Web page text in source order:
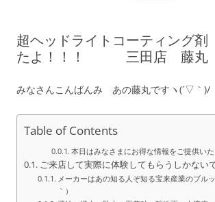
超ヘッドライトコーティング
たよ！！！ 三田店 藤
みなさんこんばんみ あの藤丸ですヽ(´▽｀)/
Table of Contents
本日はみなさまにお得な情報をご提供いた
ご来店して実際に体験してもらうしかない
メーカーはあの知る人ぞ知る宝来産業のブル
｀）